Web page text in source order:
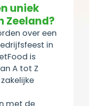
Zeeland?
over een
in
is
A tot Z
met de